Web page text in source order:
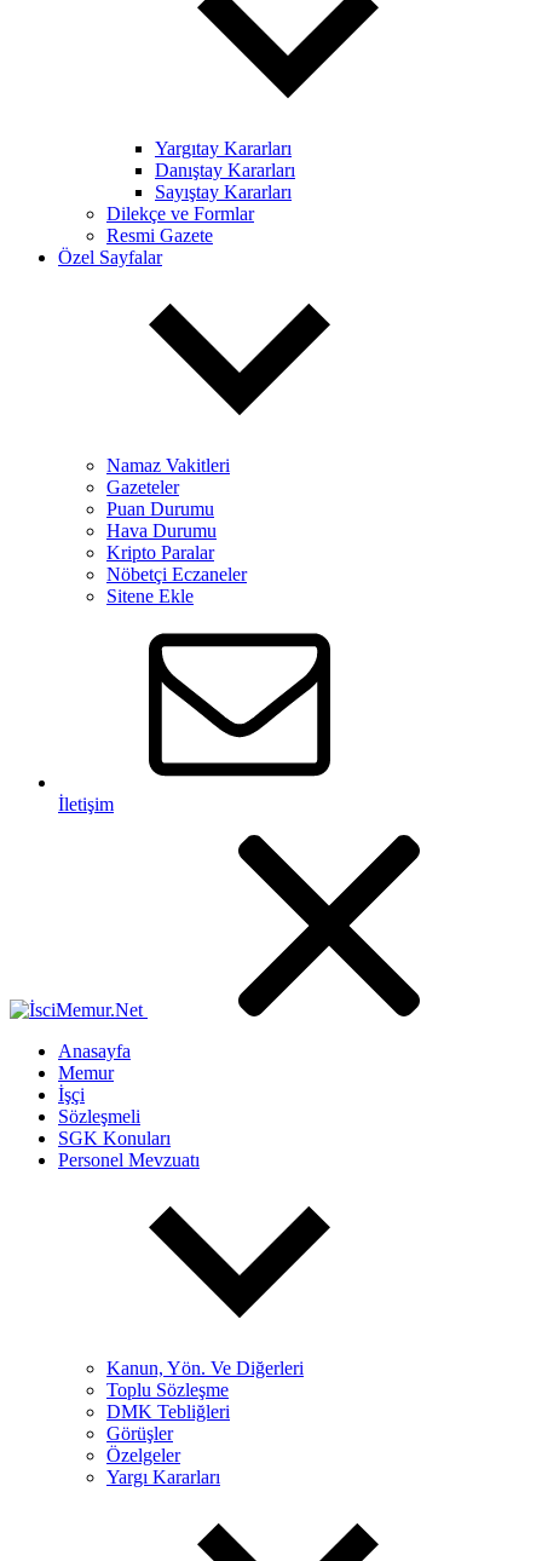
Yargıtay Kararları
Danıştay Kararları
Sayıştay Kararları
Dilekçe ve Formlar
Resmi Gazete
Özel Sayfalar
Namaz Vakitleri
Gazeteler
Puan Durumu
Hava Durumu
Kripto Paralar
Nöbetçi Eczaneler
Sitene Ekle
İletişim
Anasayfa
Memur
İşçi
Sözleşmeli
SGK Konuları
Personel Mevzuatı
Kanun, Yön. Ve Diğerleri
Toplu Sözleşme
DMK Tebliğleri
Görüşler
Özelgeler
Yargı Kararları